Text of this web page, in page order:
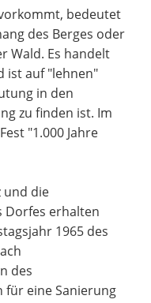
bedeutet
des Berges oder
Wald. Es handelt
ist auf "lehnen"
in den
zu finden ist. Im
"1.000 Jahre
und die
Dorfes erhalten
1965 des
des
für eine Sanierung